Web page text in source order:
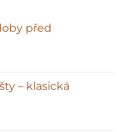
před
– klasická